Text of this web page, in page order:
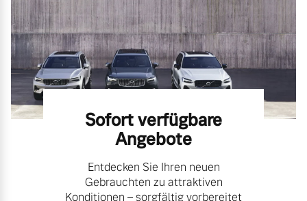
Sofort verfügbare
Angebote
Entdecken Sie Ihren neuen
Gebrauchten zu attraktiven
Konditionen – sorgfältig vorbereitet